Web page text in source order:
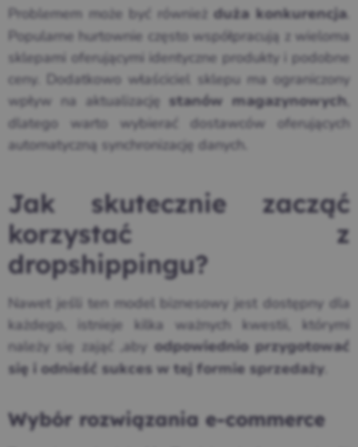
Problemem może być równieżduża konkurencja.
Popularne hurtownie często współpracują z wieloma
sklepami oferującymi identyczne produkty i podobne
ceny. Dodatkowo właściciel sklepu ma ograniczony
wpływ na aktualizację
stanów magazynowych
dlatego warto wybierać dostawców oferujących
automatyczną synchronizację danych.
Jak skutecznie zacząć
korzystać z
dropshippingu?
Nawet jeśli ten model biznesowy jest dostępny dla
każdego, istnieje kilka ważnych kwestii, którymi
należy się zająć ,aby
odpowiednio przygotować
się i odnieść sukces w tej formie sprzedaży
Wybór rozwiązania e-commerce